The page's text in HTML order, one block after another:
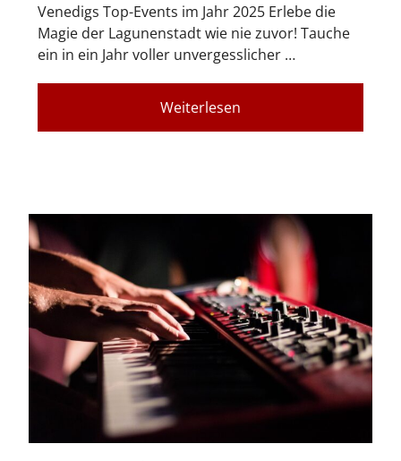
Venedigs Top-Events im Jahr 2025 Erlebe die
Magie der Lagunenstadt wie nie zuvor! Tauche
ein in ein Jahr voller unvergesslicher …
Weiterlesen